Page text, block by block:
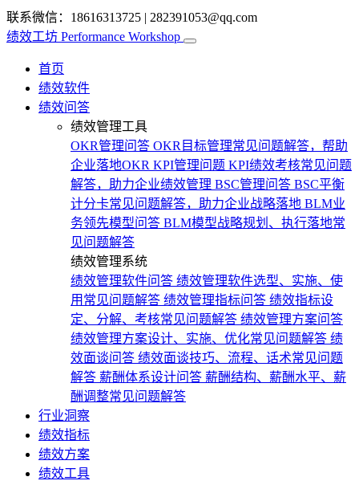
联系微信：18616313725 | 282391053@qq.com
绩效工坊 Performance Workshop
首页
绩效软件
绩效问答
绩效管理工具
OKR管理问答 OKR目标管理常见问题解答，帮助
企业落地OKR KPI管理问题 KPI绩效考核常见问题
解答，助力企业绩效管理 BSC管理问答 BSC平衡
计分卡常见问题解答，助力企业战略落地 BLM业
务领先模型问答 BLM模型战略规划、执行落地常
见问题解答
绩效管理系统
绩效管理软件问答 绩效管理软件选型、实施、使
用常见问题解答 绩效管理指标问答 绩效指标设
定、分解、考核常见问题解答 绩效管理方案问答
绩效管理方案设计、实施、优化常见问题解答 绩
效面谈问答 绩效面谈技巧、流程、话术常见问题
解答 薪酬体系设计问答 薪酬结构、薪酬水平、薪
酬调整常见问题解答
行业洞察
绩效指标
绩效方案
绩效工具